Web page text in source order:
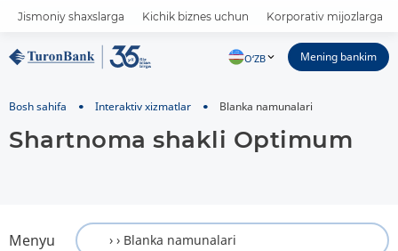
Jismoniy shaxslarga Kichik biznes uchun Korporativ mijozlarga
O‘ZB Mening bankim
Bosh sahifa Interaktiv xizmatlar Blanka namunalari
Shartnoma shakli Optimum
Menyu